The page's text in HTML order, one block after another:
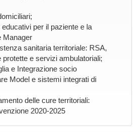
per il paziente e la
Manager
sanitaria territoriale: RSA,
e servizi ambulatoriali;
e Integrazione socio
Model e sistemi integrati di
delle cure territoriali:
2020-2025